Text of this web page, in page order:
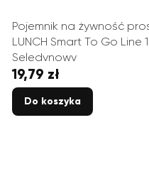
Pojemnik na żywność
LUNCH Smart To Go Line
Seledynowy
Cena
19,79 zł
Do koszyka